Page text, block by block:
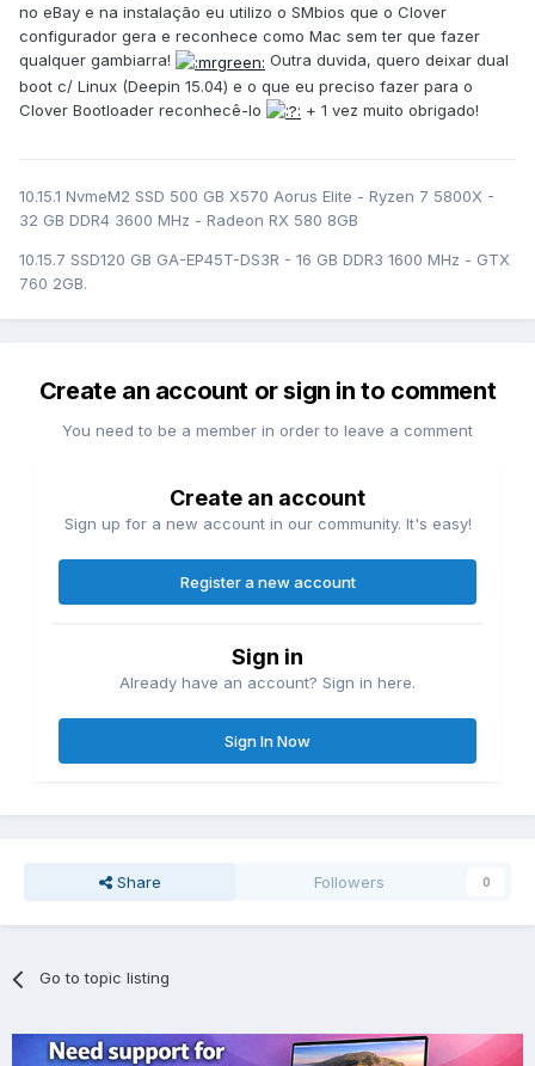
no eBay e na instalação eu utilizo o SMbios que o Clover
configurador gera e reconhece como Mac sem ter que fazer
qualquer gambiarra!
Outra duvida, quero deixar dual
boot c/ Linux (Deepin 15.04) e o que eu preciso fazer para o
Clover Bootloader reconhecê-lo
+ 1 vez muito obrigado!
10.15.1 NvmeM2 SSD 500 GB X570 Aorus Elite - Ryzen 7 5800X -
32 GB DDR4 3600 MHz - Radeon RX 580 8GB
10.15.7 SSD120 GB GA-EP45T-DS3R - 16 GB DDR3 1600 MHz - GTX
760 2GB.
Create an account or sign in to comment
You need to be a member in order to leave a comment
Create an account
Sign up for a new account in our community. It's easy!
Register a new account
Sign in
Already have an account? Sign in here.
Sign In Now
Share Followers 0
Go to topic listing